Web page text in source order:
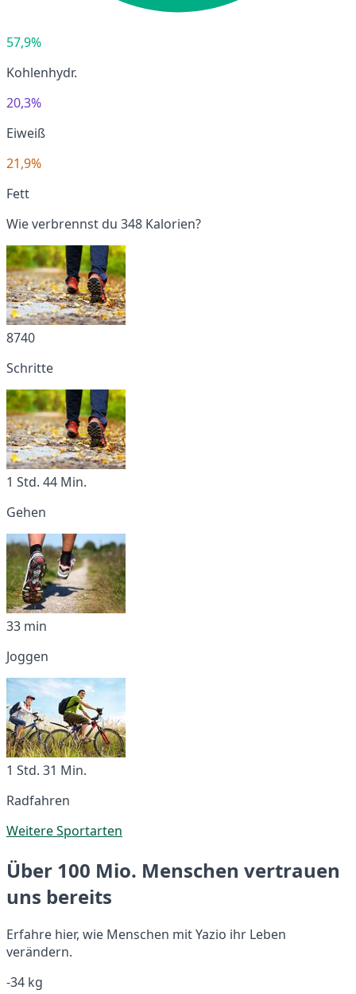
57,9%
Kohlenhydr.
20,3%
Eiweiß
21,9%
Fett
Wie verbrennst du 348 Kalorien?
8740
Schritte
1 Std. 44 Min.
Gehen
33 min
Joggen
1 Std. 31 Min.
Radfahren
Weitere Sportarten
Über 100 Mio. Menschen vertrauen
uns bereits
Erfahre hier, wie Menschen mit Yazio ihr Leben
verändern.
-34 kg